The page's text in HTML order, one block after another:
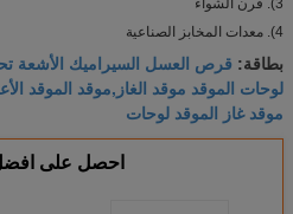
3). فرن الشواء
4). معدات المخابز الصناعية
بطاقة: قرص العسل السيراميك الأشعة
لوحات الموقد موقد الغاز,موقد الموقد
موقد غاز الموقد لوحات
احصل على